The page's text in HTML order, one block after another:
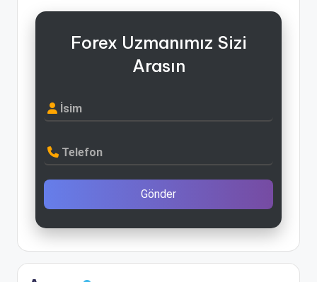
Forex Uzmanımız Sizi
Arasın
İsim
Telefon
Gönder